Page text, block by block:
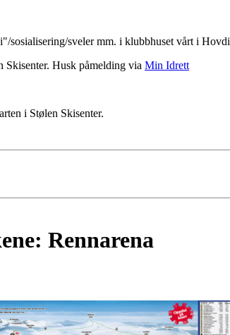
sosialisering/sveler mm. i klubbhuset vårt i
Skisenter. Husk påmelding via Min Idrett
i Stølen Skisenter.
Rennarena